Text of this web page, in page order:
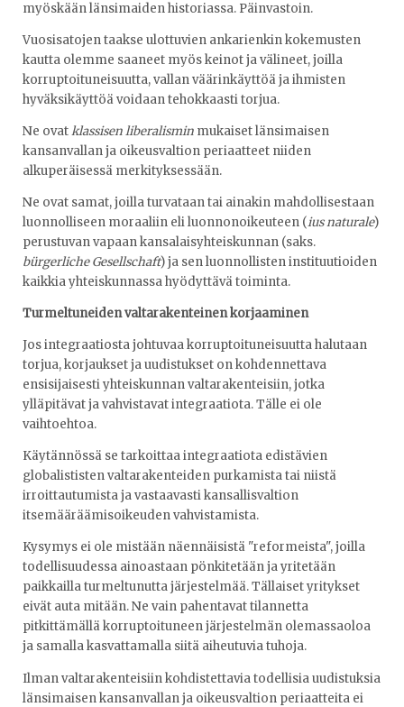
myöskään länsimaiden historiassa. Päinvastoin.
Vuosisatojen taakse ulottuvien ankarienkin kokemusten
kautta olemme saaneet myös keinot ja välineet, joilla
korruptoituneisuutta, vallan väärinkäyttöä ja ihmisten
hyväksikäyttöä voidaan tehokkaasti torjua.
Ne ovatklassisen liberalismin mukaiset länsimaisen
kansanvallan ja oikeusvaltion periaatteet niiden
alkuperäisessä merkityksessään.
Ne ovat samat, joilla turvataan tai ainakin mahdollisestaan
luonnolliseen moraaliin eli luonnonoikeuteen (iusnaturale)
perustuvan vapaan kansalaisyhteiskunnan (saks.
bürgerliche Gesellschaft) ja sen luonnollisten instituutioiden
kaikkia yhteiskunnassa hyödyttävä toiminta.
Turmeltuneiden valtarakenteinen korjaaminen
Jos integraatiosta johtuvaa korruptoituneisuutta halutaan
torjua, korjaukset ja uudistukset on kohdennettava
ensisijaisesti yhteiskunnan valtarakenteisiin, jotka
ylläpitävat ja vahvistavat integraatiota. Tälle ei ole
vaihtoehtoa.
Käytännössä se tarkoittaa integraatiota edistävien
globalististen valtarakenteiden purkamista tai niistä
irroittautumista ja vastaavasti kansallisvaltion
itsemääräämisoikeuden vahvistamista.
Kysymys ei ole mistään näennäisistä "reformeista", joilla
todellisuudessa ainoastaan pönkitetään ja yritetään
paikkailla turmeltunutta järjestelmää. Tällaiset yritykset
eivät auta mitään. Ne vain pahentavat tilannetta
pitkittämällä korruptoituneen järjestelmän olemassaoloa
ja samalla kasvattamalla siitä aiheutuvia tuhoja.
Ilman valtarakenteisiin kohdistettavia todellisia uudistuksia
länsimaisen kansanvallan ja oikeusvaltion periaatteita ei